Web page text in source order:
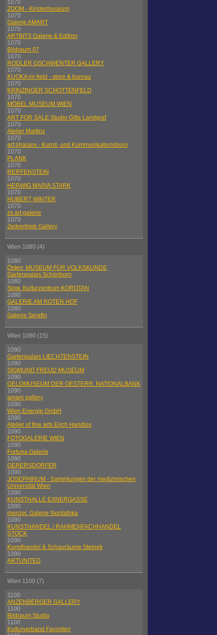
1070
ZOOM - Kindermuseum
1070
Galerie AMART
1070
ARTBITS Galerie & Edition
1070
Bildraum 07
1070
RODLER GSCHWENTER GALLERY
1070
KUOKA im field - store & bureau
1070
KRINZINGER SCHOTTENFELD
1070
MÖBEL MUSEUM WIEN
1070
ART FOR SALE Studio Gitta Landgraf
1070
Atelier Martinz
1070
art:phalanx - Kunst- und Kommunikationsbüro
1070
PLANK
1070
REIFFENSTEIN
1070
HERWIG MARIA STARK
1070
HUBERT WINTER
1070
zs art galerie
1070
Zeitvertrieb Gallery
Wien 1080 (4)
1080
Österr. MUSEUM FÜR VOLKSKUNDE
Gartenpalais Schönborn
1080
Slow. Kulturzentrum KOROTAN
1080
GALERIE AM ROTEN HOF
1080
Galerie Serafin
Wien 1090 (15)
1090
Gartenpalais LIECHTENSTEIN
1090
SIGMUND FREUD MUSEUM
1090
GELDMUSEUM DER OESTERR. NATIONALBANK
1090
amani gallery
1090
Wien Energie GmbH
1090
Atelier of fine arts Erich Handlos
1090
FOTOGALERIE WIEN
1090
Fortuna Galerie
1090
GERERSDORFER
1090
JOSEPHINUM - Sammlungen der medizinischen
Universität Wien
1090
KUNSTHALLE EXNERGASSE
1090
menzel. Galerie Nordafrika
1090
KUNSTHANDEL / RAHMENFACHHANDEL
STOCK
1090
Kunsthandel & Schauräume Steinek
1090
ARTUNITED
Wien 1100 (7)
1100
ANZENBERGER GALLERY
1100
Bildraum Studio
1100
Kulturverband Favoriten